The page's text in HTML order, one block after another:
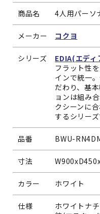
商品名 4人用パーソ
メーカー コクヨ
シリーズ
EDIA(エディ
フラット性
インで統一
だわり、基
ョンは組み
クシーンに
するシリーズ
品番 BWU-
寸法
カラー ホワイト
仕様
ホワイトナ